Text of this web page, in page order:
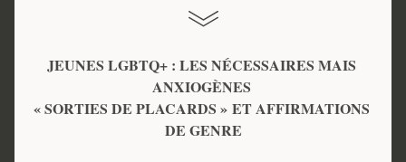
JEUNES LGBTQ+ : LES NÉCESSAIRES MAIS
ANXIOGÈNES
« SORTIES DE PLACARDS » ET AFFIRMATIONS
DE GENRE